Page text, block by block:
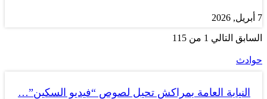
7 أبريل, 2026
السابق التالي 1 من 115
حوادث
النيابة العامة بمراكش تحيل لصوص “فيديو السكين”…